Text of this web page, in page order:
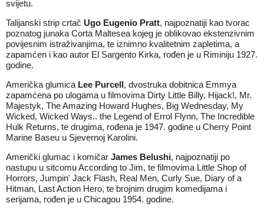
svijetu.
Talijanski strip crtač Ugo Eugenio Pratt, najpoznatiji kao tvorac
poznatog junaka Corta Maltesea kojeg je oblikovao ekstenzivnim
povijesnim istraživanjima, te iznimno kvalitetnim zapletima, a
zapamćen i kao autor El Sargento Kirka, rođen je u Riminiju 1927.
godine.
Američka glumica Lee Purcell, dvostruka dobitnica Emmya
zapamćena po ulogama u filmovima Dirty Little Billy, Hijack!, Mr.
Majestyk, The Amazing Howard Hughes, Big Wednesday, My
Wicked, Wicked Ways.. the Legend of Errol Flynn, The Incredible
Hulk Returns, te drugima, rođena je 1947. godine u Cherry Point
Marine Baseu u Sjevernoj Karolini.
Američki glumac i komičar James Belushi, najpoznatiji po
nastupu u sitcomu According to Jim, te filmovima Little Shop of
Horrors, Jumpin' Jack Flash, Real Men, Curly Sue, Diary of a
Hitman, Last Action Hero, te brojnim drugim komedijama i
serijama, rođen je u Chicagou 1954. godine.